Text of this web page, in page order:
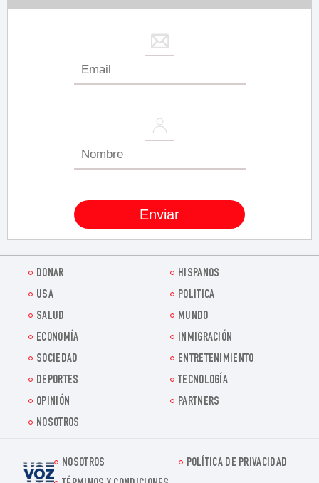
DONAR
HISPANOS
USA
POLITICA
SALUD
MUNDO
ECONOMÍA
INMIGRACIÓN
SOCIEDAD
ENTRETENIMIENTO
DEPORTES
TECNOLOGÍA
OPINIÓN
PARTNERS
NOSOTROS
Voz.us
NOSOTROS
POLÍTICA DE PRIVACIDAD